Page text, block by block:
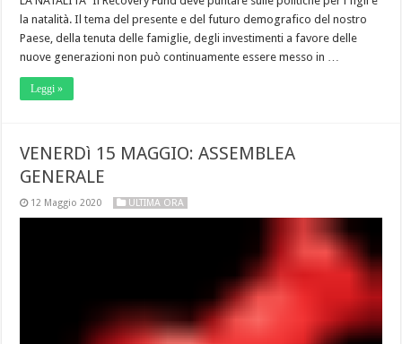
la natalità. Il tema del presente e del futuro demografico del nostro
Paese, della tenuta delle famiglie, degli investimenti a favore delle
nuove generazioni non può continuamente essere messo in …
Leggi »
VENERDì 15 MAGGIO: ASSEMBLEA
GENERALE
12 Maggio 2020 ULTIMA ORA